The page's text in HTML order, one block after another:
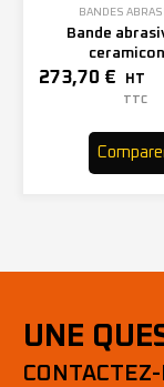
BANDES
Bande
150mmx2000mm
– 305969
273,70 € HT
TTC
UNE
CONTACTEZ-